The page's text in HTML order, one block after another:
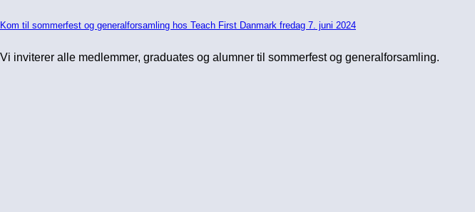
Kom til sommerfest og generalforsamling hos Teach First Danmark fredag 7. juni 2024
Vi inviterer alle medlemmer, graduates og alumner til sommerfest og generalforsamling.